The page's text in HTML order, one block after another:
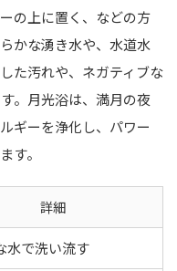
の上に置く、などの方
かな湧き水や、水道水
た汚れや、ネガティブな
。月光浴は、満月の夜
ギーを浄化し、パワー
す。
詳細
水で洗い流す